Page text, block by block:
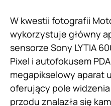
W kwestii fotografii
wykorzystuje główny
sensorze Sony LYTIA
Pixel i autofokusem
megapikselowy aparat
oferujący pole widzenia
przodu znalazła się